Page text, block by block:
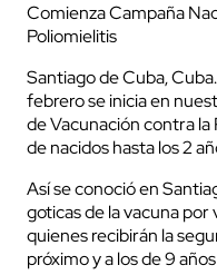
Comienza Campaña
Poliomielitis
Santiago de Cuba,
febrero se inicia en
de Vacunación contra la
de nacidos hasta los 2
Así se conoció en
goticas de la vacuna por
quienes recibirán la
próximo y a los de 9